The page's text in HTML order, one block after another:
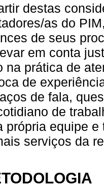
destas
as do
de seus
em conta
na prática de
de
de fala,
de
própria equipe
serviços da